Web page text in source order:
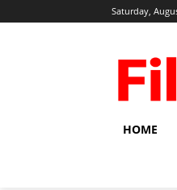
Saturday,
HOME